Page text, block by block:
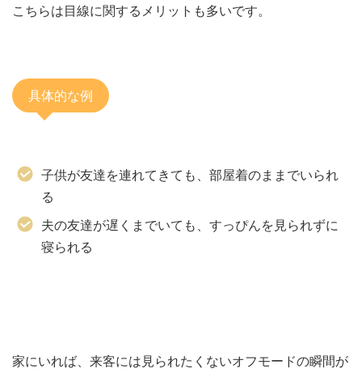
こちらは目線に関するメリットも多いです。
具体的な例
子供が友達を連れてきても、部屋着のままでいられ
る
夫の友達が遅くまでいても、すっぴんを見られずに
寝られる
家にいれば、来客には見られたくないオフモードの瞬間が